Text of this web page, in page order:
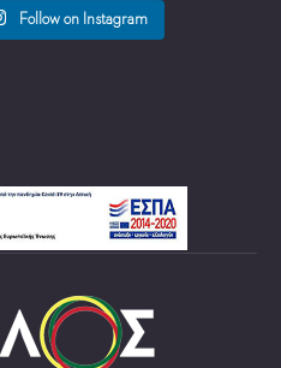
Follow on Instagram